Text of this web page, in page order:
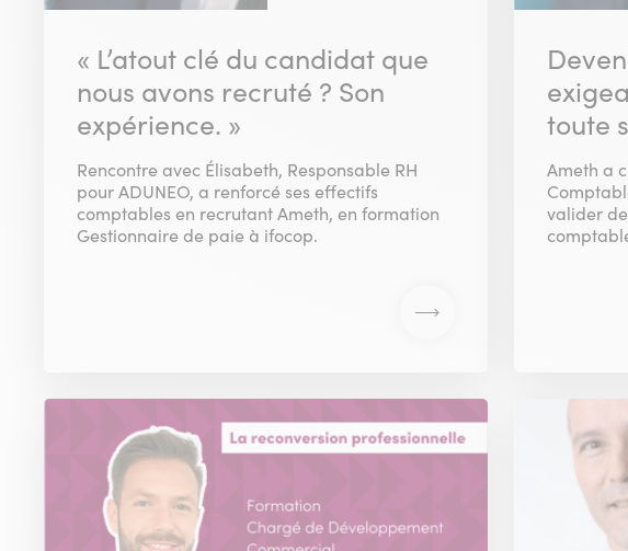
« L’atout clé du candidat que
nous avons recruté ? Son
expérience. »
Rencontre avec Élisabeth, Responsable RH
pour ADUNEO, a renforcé ses effectifs
comptables en recrutant Ameth, en formation
Gestionnaire de paie à ifocop.
toute
Ameth a
valider